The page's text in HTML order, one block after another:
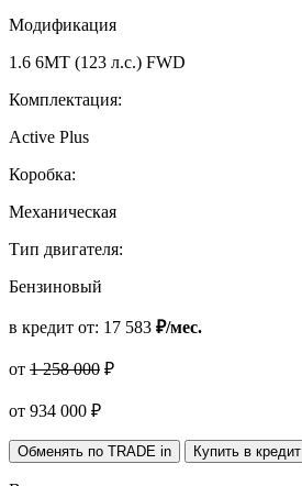
Модификация
1.6 6MT (123 л.с.) FWD
Комплектация:
Active Plus
Коробка:
Механическая
Тип двигателя:
Бензиновый
в кредит от: 17 583 ₽/мес.
от 1 258 000 ₽
от 934 000 ₽
Обменять по TRADE in Купить в кредит